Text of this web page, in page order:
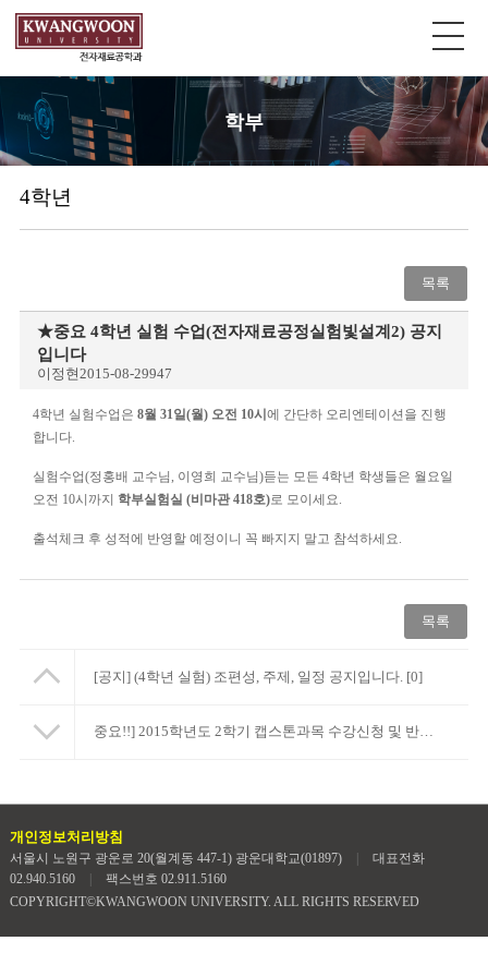
학부
4학년
목록
★중요 4학년 실험 수업(전자재료공정실험빛설계2) 공지
입니다
이정현2015-08-29947
4학년 실험수업은 8월 31일(월) 오전 10시 에 간단하 오리엔테이션을 진행
합니다.
실험수업(정홍배 교수님, 이영희 교수님)듣는 모든 4학년 학생들은 월요일
오전 10시까지 학부실험실 (비마관418호)로 모이세요.
출석체크 후 성적에 반영할 예정이니 꼭 빠지지 말고 참석하세요.
목록
[공지] (4학년 실험) 조편성, 주제, 일정 공지입니다. [0]
중요!!] 2015학년도 2학기 캡스톤과목 수강신청 및 반배정 관련 공지
개인정보처리방침
서울시 노원구 광운로 20(월계동 447-1) 광운대학교(01897)
대표전화
02.940.5160
팩스번호 02.911.5160
COPYRIGHT©KWANGWOON UNIVERSITY. ALL RIGHTS RESERVED